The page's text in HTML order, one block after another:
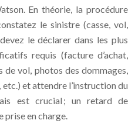
En théorie, la procédure
le sinistre (casse, vol,
le déclarer dans les plus
requis (facture d’achat,
de vol, photos des dommages,
et attendre l’instruction du
est crucial ; un retard de
prise en charge.